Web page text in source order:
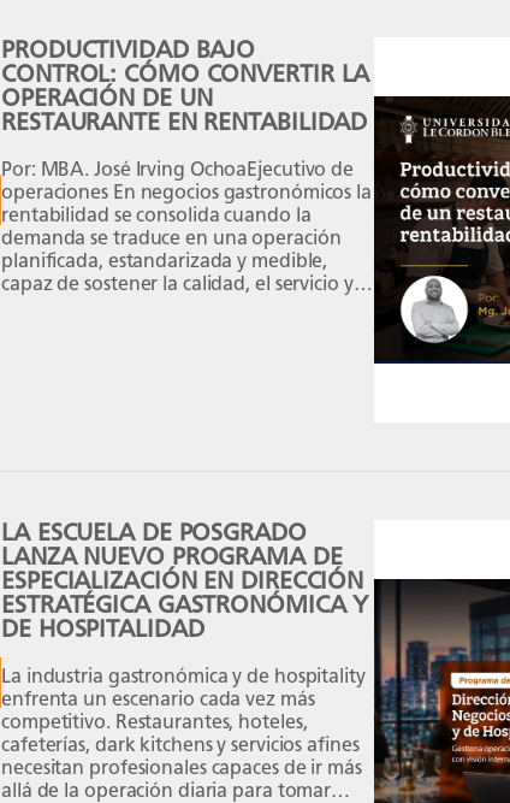
PRODUCTIVIDAD BAJO
CONTROL: CÓMO CONVERTIR LA
OPERACIÓN DE UN
RESTAURANTE EN RENTABILIDAD
Por: MBA. José Irving OchoaEjecutivo de
operaciones En negocios gastronómicos la
rentabilidad se consolida cuando la
demanda se traduce en una operación
planificada, estandarizada y medible,
capaz de sostener la calidad, el servicio y el
LA ESCUELA DE POSGRADO
LANZA NUEVO PROGRAMA DE
ESPECIALIZACIÓN EN DIRECCIÓN
ESTRATÉGICA GASTRONÓMICA Y
DE HOSPITALIDAD
La industria gastronómica y de hospitality
enfrenta un escenario cada vez más
competitivo. Restaurantes, hoteles,
cafeterías, dark kitchens y servicios afines
necesitan profesionales capaces de ir más
allá de la operación diaria para tomar